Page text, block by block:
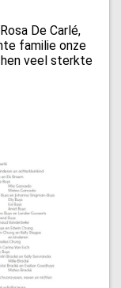
De Carlé,
familie onze
veel sterkte